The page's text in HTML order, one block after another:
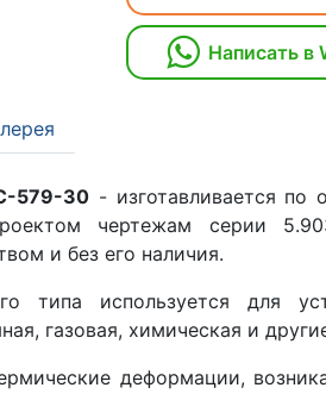
Написать в
579-30 - изготавливается по
чертежам серии
и без его наличия.
типа используется для
газовая, химическая и
деформации,